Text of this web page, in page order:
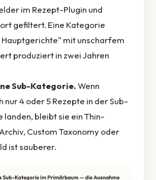
im Rezept-Plugin und
gefiltert. Eine Kategorie
Hauptgerichte" mit unscharfem
produziert in zwei Jahren
Sub-Kategorie.Wenn
nur 4 oder 5 Rezepte in der Sub-
landen, bleibt sie ein Thin-
Custom Taxonomy oder
ist sauberer.